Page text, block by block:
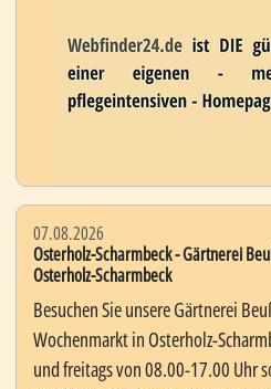
07.08.2026
Osterholz-Scharmbeck - Gärtnerei
Osterholz-Scharmbeck
Besuchen Sie unsere Gärtnerei
Wochenmarkt in Osterholz-
und freitags von 08.00-17.00 Uhr